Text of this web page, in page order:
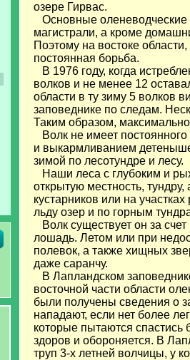
озере Гирвас.
Основные оленеводческие
магистрали, а кроме
Поэтому на востоке
постоянная борьба.
В 1976 году, когда
волков и не менее 12
области в ту зиму 5 волков
заповеднике по следам.
Таким образом,
Волк не имеет
и выкармливанием
зимой по лесотундре и лесу.
Наши леса с глубоким и
открытую местность,
кустарников или на
льду озер и по горным
Волк существует он за
лошадь. Летом или при
полевок, а также хищных
даже саранчу.
В Лапландском
восточной части области
были получены сведения о
нападают, если нет более
которые пытаются спастись
здоров и обороняется. В
труп 3-х летней волчицы, у